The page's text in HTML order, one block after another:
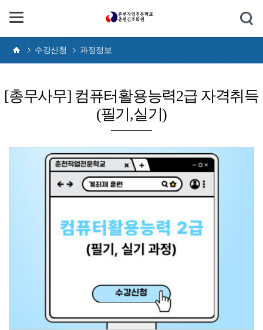
수강신청 과정정보
[총무사무] 컴퓨터활용능력2급 자격취득
(필기,실기)